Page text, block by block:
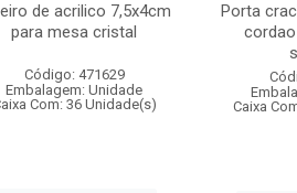
de acrilico 7,5x4cm
para mesa cristal
Código: 471629
Embalagem: Unidade
Com: 36 Unidade(s)
Porta
Caixa